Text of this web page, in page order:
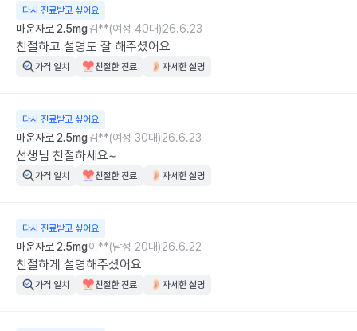
다시 진료받고 싶어요
마운자로 2.5mg김**(여성 40대)26.6.23
친절하고 설명도 잘 해주셨어요
가격 일치 친절한 진료 자세한 설명
다시 진료받고 싶어요
마운자로 2.5mg김**(여성 30대)26.6.23
선생님 친절하세요~
가격 일치 친절한 진료 자세한 설명
다시 진료받고 싶어요
마운자로 2.5mg이**(남성 20대)26.6.22
친절하게 설명해주셨어요
가격 일치 친절한 진료 자세한 설명